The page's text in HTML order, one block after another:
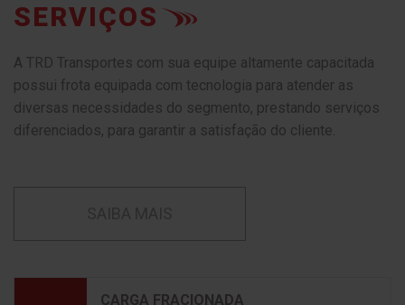
SERVIÇOS
A TRD Transportes com sua equipe altamente capacitada
possui frota equipada com tecnologia para atender as
diversas necessidades do segmento, prestando serviços
diferenciados, para garantir a satisfação do cliente.
CARGA FRACIONADA